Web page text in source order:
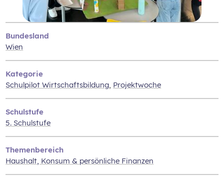
Bundesland
Wien
Kategorie
Schulpilot Wirtschaftsbildung, Projektwoche
Schulstufe
5. Schulstufe
Themenbereich
Haushalt, Konsum & persönliche Finanzen